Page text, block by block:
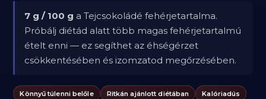
7 g / 100 g a Tejcsokoládé fehérjetartalma.
Próbálj diétád alatt több magas fehérjetartalmú
ételt enni — ez segíthet az éhségérzet
csökkentésében és izomzatod megőrzésében.
Könnyű túlenni belőle Ritkán ajánlott diétában
Kalóriadús